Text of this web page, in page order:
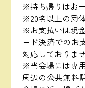
※持ち帰りはお
※20名以上の団
※お支払いは現
ード決済でのお
対応しておりませ
※当会場には専
周辺の公共無料